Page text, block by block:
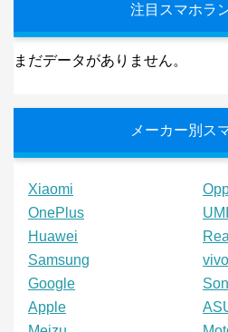
注目スマホラ
まだデータがありません。
メーカー別ス
Xiaomi
OnePlus
Huawei
Samsung
vivo
Google
Apple